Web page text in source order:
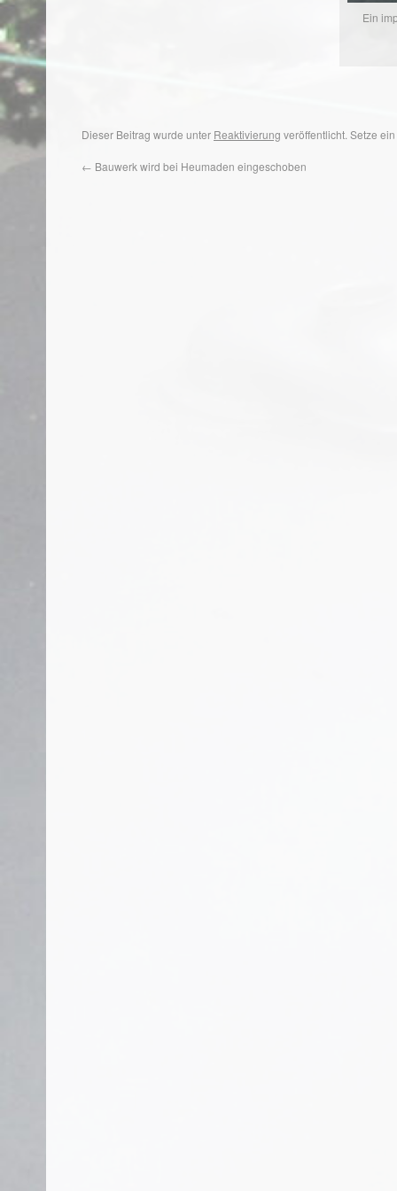
Ein
Dieser Beitrag wurde unter Reaktivierung veröffentlicht. Setze
← Bauwerk wird bei Heumaden eingeschoben